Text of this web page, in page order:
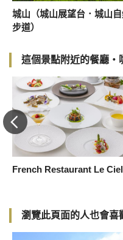
城山（城山展望台．城山
步道）
這個景點附近的餐廳・
French Restaurant Le Ciel
瀏覽此頁面的人也會喜